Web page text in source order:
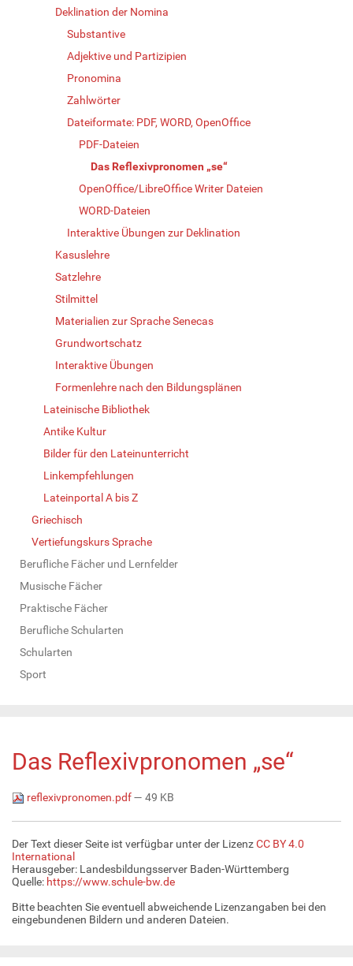
Deklination der Nomina
Substantive
Adjektive und Partizipien
Pronomina
Zahlwörter
Dateiformate: PDF, WORD, OpenOffice
PDF-Dateien
Das Reflexivpronomen „se“
OpenOffice/LibreOffice Writer Dateien
WORD-Dateien
Interaktive Übungen zur Deklination
Kasuslehre
Satzlehre
Stilmittel
Materialien zur Sprache Senecas
Grundwortschatz
Interaktive Übungen
Formenlehre nach den Bildungsplänen
Lateinische Bibliothek
Antike Kultur
Bilder für den Lateinunterricht
Linkempfehlungen
Lateinportal A bis Z
Griechisch
Vertiefungskurs Sprache
Berufliche Fächer und Lernfelder
Musische Fächer
Praktische Fächer
Berufliche Schularten
Schularten
Sport
Das Reflexivpronomen „se“
reflexivpronomen.pdf— 49 KB
Der Text dieser Seite ist verfügbar unter der LizenzCC BY 4.0
International
Herausgeber: Landesbildungsserver Baden-Württemberg
Quelle: https://www.schule-bw.de
Bitte beachten Sie eventuell abweichende Lizenzangaben bei den
eingebundenen Bildern und anderen Dateien.